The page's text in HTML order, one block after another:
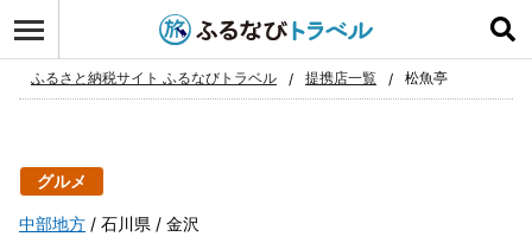
お気に入り
ふるさと納税サイト ふるなびトラベル 提携店一覧 松魚亭
グルメ
中部地方 石川県 金沢